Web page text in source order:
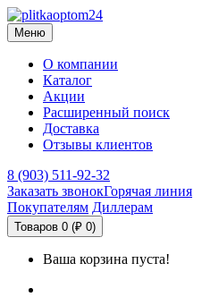
Меню
О компании
Каталог
Акции
Расширенный поиск
Доставка
Отзывы клиентов
8 (903) 511-92-32
Заказать звонокГорячая линия
Покупателям Диллерам
Товаров 0 (₽ 0)
Ваша корзина пуста!